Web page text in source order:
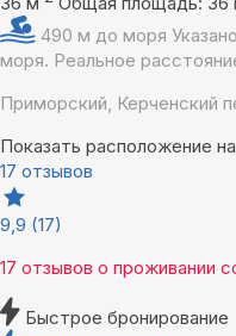
490 м до моря
моря. Реальное
Приморский, Керченский
Показать расположение
17 отзывов
9,9 (17)
17 отзывов о проживании
Быстрое бронирование